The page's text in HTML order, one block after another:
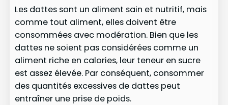
Les dattes sont un aliment sain et nutritif, mais
comme tout aliment, elles doivent être
consommées avec modération. Bien que les
dattes ne soient pas considérées comme un
aliment riche en calories, leur teneur en sucre
est assez élevée. Par conséquent, consommer
des quantités excessives de dattes peut
entraîner une prise de poids.